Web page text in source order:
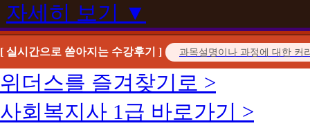
자세히 보기 ▼
[ 실시간으로 쏟아지는 수강후기 ]
위더스를 즐겨찾기로 >
사회복지사 1급 바로가기 >